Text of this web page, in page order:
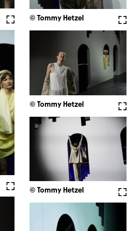
Vollbild© Tommy Hetzel
Vollbild
© Tommy Hetzel
© Tommy Hetzel